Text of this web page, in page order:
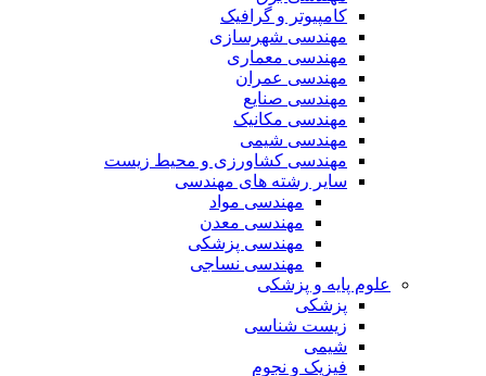
کامپیوتر و گرافیک
مهندسی شهرسازی
مهندسی معماری
مهندسی عمران
مهندسی صنایع
مهندسی مکانیک
مهندسی شیمی
مهندسی کشاورزی و محیط زیست
سایر رشته های مهندسی
مهندسی مواد
مهندسی معدن
مهندسی پزشکی
مهندسی نساجی
علوم پایه و پزشکی
پزشکی
زیست شناسی
شیمی
فیزیک و نجوم